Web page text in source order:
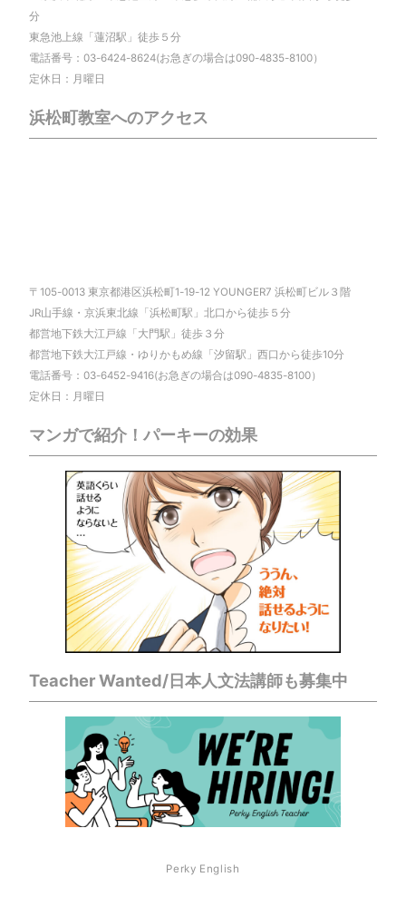
分
東急池上線「蓮沼駅」徒歩５分
電話番号：03-6424-8624(お急ぎの場合は090-4835-8100）
定休日：月曜日
浜松町教室へのアクセス
〒105-0013 東京都港区浜松町1-19-12 YOUNGER7 浜松町ビル３階
JR山手線・京浜東北線「浜松町駅」北口から徒歩５分
都営地下鉄大江戸線「大門駅」徒歩３分
都営地下鉄大江戸線・ゆりかもめ線「汐留駅」西口から徒歩10分
電話番号：03-6452-9416(お急ぎの場合は090-4835-8100）
定休日：月曜日
マンガで紹介！パーキーの効果
Teacher Wanted/日本人文法講師も募集中
Perky English